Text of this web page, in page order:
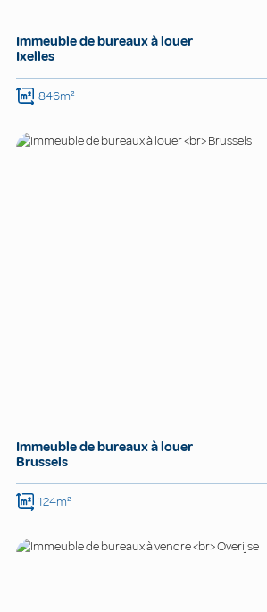
Immeuble de bureaux à louer
Ixelles
846m²
Immeuble de bureaux à louer
Brussels
124m²